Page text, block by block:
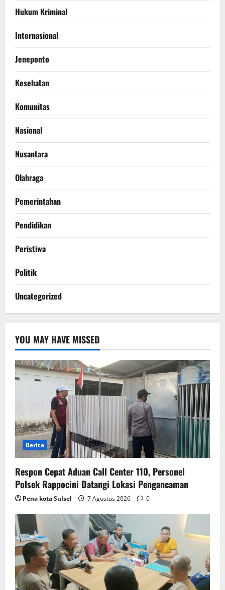
Hukum Kriminal
Internasional
Jeneponto
Kesehatan
Komunitas
Nasional
Nusantara
Olahraga
Pemerintahan
Pendidikan
Peristiwa
Politik
Uncategorized
YOU MAY HAVE MISSED
Berita
Respon Cepat Aduan Call Center 110, Personel
Polsek Rappocini Datangi Lokasi Pengancaman
Pena kota Sulsel 7 Agustus 2026 0